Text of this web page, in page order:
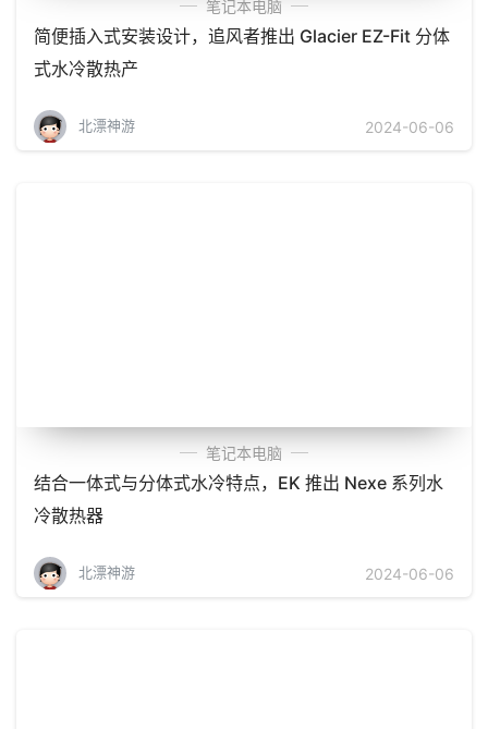
笔记本电脑
简便插入式安装设计，追风者推出 Glacier EZ-Fit 分体
式水冷散热产
北漂神游 2024-06-06
笔记本电脑
结合一体式与分体式水冷特点，EK 推出 Nexe 系列水
冷散热器
北漂神游 2024-06-06